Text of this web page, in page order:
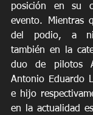
posición en su
evento. Mientras
del podio, a
también en la
duo de pilotos
Antonio Eduardo
e hijo
en la actualidad